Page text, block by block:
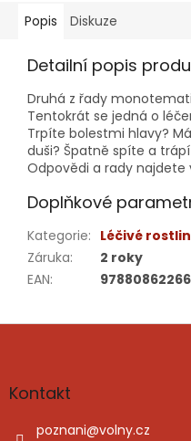
Popis Diskuze
Detailní popis
Druhá z řady
Tentokrát se jedná o
Trpíte bolestmi hlavy?
duši? Špatně spíte a
Odpovědi a rady najdete
Doplňkové
Kategorie: Léčivé
Záruka:
2 roky
EAN:
Z
aKontakt
poznani@volny.cz